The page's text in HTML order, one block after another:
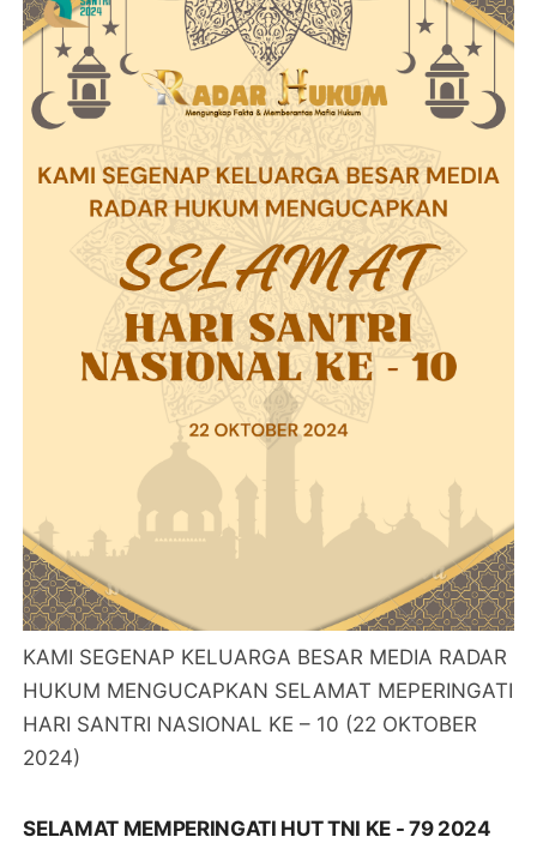
KAMI SEGENAP KELUARGA BESAR MEDIA RADAR
HUKUM MENGUCAPKAN SELAMAT MEPERINGATI
HARI SANTRI NASIONAL KE – 10 (22 OKTOBER
2024)
SELAMAT MEMPERINGATI HUT TNI KE - 79 2024